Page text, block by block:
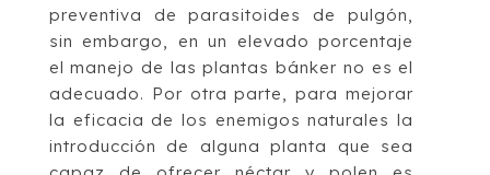
preventiva de parasitoides de pulgón,
sin embargo, en un elevado porcentaje
el manejo de las plantas bánker no es el
adecuado. Por otra parte, para mejorar
la eficacia de los enemigos naturales la
introducción de alguna planta que sea